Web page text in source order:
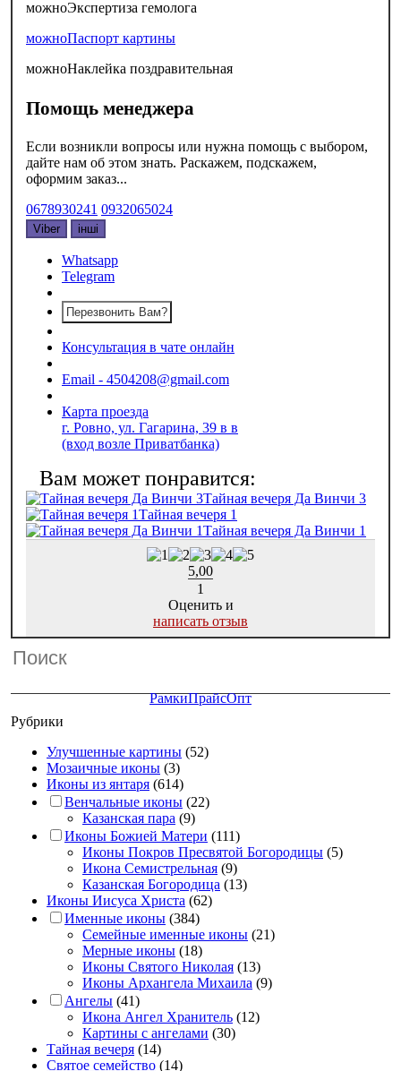
можноЭкспертиза гемолога
можноПаспорт картины
можноНаклейка поздравительная
Помощь менеджера
Если возникли вопросы или нужна помощь с выбором,
дайте нам об этом знать. Раскажем, подскажем,
оформим заказ...
0678930241 0932065024
Viber інші
Whatsapp
Telegram
Перезвонить Вам?
Консультация в чате онлайн
Email - 4504208@gmail.com
Карта проезда
г. Ровно, ул. Гагарина, 39 в в
(вход возле Приватбанка)
Тайная вечеря Да Винчи 3
Тайная вечеря 1
Тайная вечеря Да Винчи 1
5,00
1
Оценить и
написать отзыв
РамкиПрайсОпт
Рубрики
Улучшенные картины (52)
Мозаичные иконы (3)
Иконы из янтаря (614)
Венчальные иконы (22)
Казанская пара (9)
Иконы Божией Матери (111)
Иконы Покров Пресвятой Богородицы (5)
Икона Семистрельная (9)
Казанская Богородица (13)
Иконы Иисуса Христа (62)
Именные иконы (384)
Семейные именные иконы (21)
Мерные иконы (18)
Иконы Святого Николая (13)
Иконы Архангела Михаила (9)
Ангелы (41)
Икона Ангел Хранитель (12)
Картины с ангелами (30)
Тайная вечеря (14)
Святое семейство (14)